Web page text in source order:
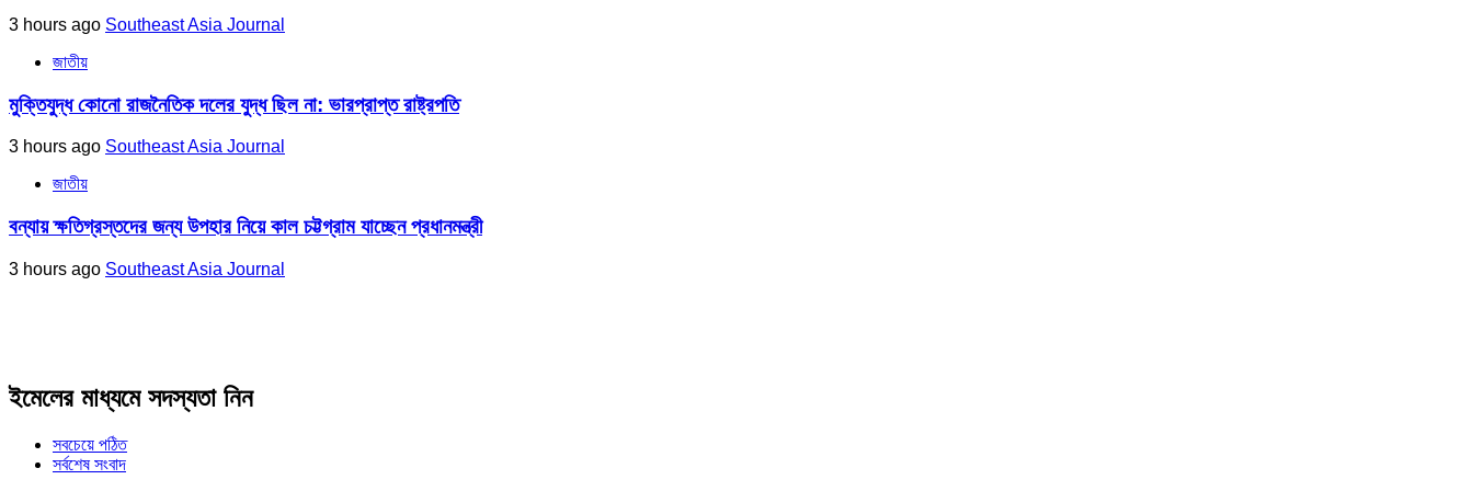
3 hours ago Southeast Asia Journal
জাতীয়
মুক্তিযুদ্ধ কোনো রাজনৈতিক দলের যুদ্ধ ছিল না: ভারপ্রাপ্ত রাষ্ট্রপতি
3 hours ago Southeast Asia Journal
জাতীয়
বন্যায় ক্ষতিগ্রস্তদের জন্য উপহার নিয়ে কাল চট্টগ্রাম যাচ্ছেন প্রধানমন্ত্রী
3 hours ago Southeast Asia Journal
ইমেলের মাধ্যমে সদস্যতা নিন
সবচেয়ে পঠিত
সর্বশেষ সংবাদ